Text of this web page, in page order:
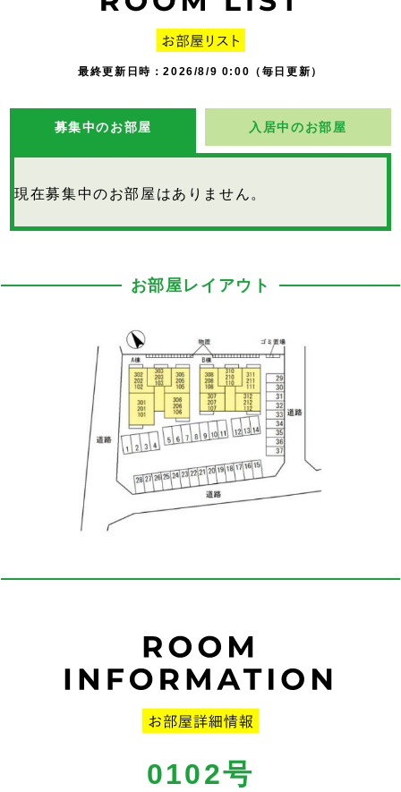
最終更新日時：2026/8/9 0:00（毎日更新）
募集中のお部屋 入居中のお部屋
現在募集中のお部屋はありません。
お部屋レイアウト
0102号